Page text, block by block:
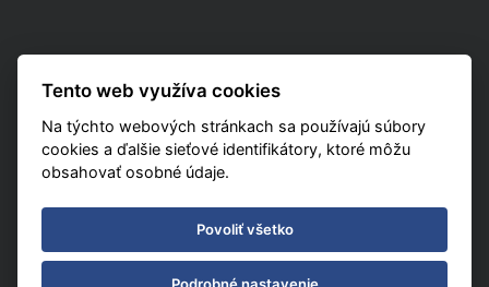
Tento web využíva cookies
Na týchto webových stránkach sa používajú súbory
cookies a ďalšie sieťové identifikátory, ktoré môžu
obsahovať osobné údaje.
Povoliť všetko
Podrobné nastavenie